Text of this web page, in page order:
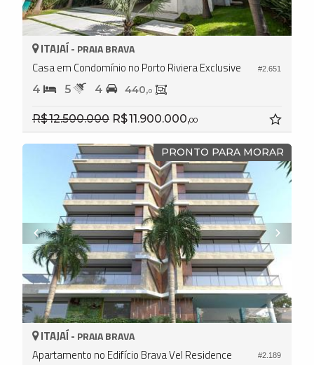
#2.651
ITAJAÍ - PRAIA BRAVA
Casa em Condomínio no Porto Riviera Exclusive
4 5 4 440,0
R$ 12.500.000 R$ 11.900.000,00
PRONTO PARA MORAR
#2.189
ITAJAÍ - PRAIA BRAVA
Apartamento no Edifício Brava Vel Residence